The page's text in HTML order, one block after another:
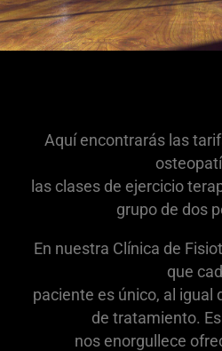
Aquí encontrarás las
las clases de ejercicio
grupo de dos
En nuestra Clínica de
que
paciente es único, al igual
de tratamiento.
nos enorgullece